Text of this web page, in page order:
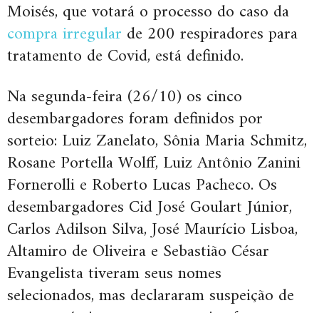
Moisés, que votará o processo do caso da
compra irregular de 200 respiradores para
tratamento de Covid, está definido.
Na segunda-feira (26/10) os cinco
desembargadores foram definidos por
sorteio: Luiz Zanelato, Sônia Maria Schmitz,
Rosane Portella Wolff, Luiz Antônio Zanini
Fornerolli e Roberto Lucas Pacheco. Os
desembargadores Cid José Goulart Júnior,
Carlos Adilson Silva, José Maurício Lisboa,
Altamiro de Oliveira e Sebastião César
Evangelista tiveram seus nomes
selecionados, mas declararam suspeição de